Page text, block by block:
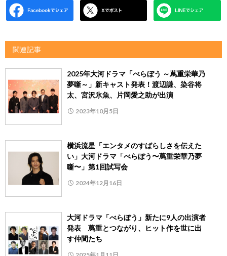
関連記事
2025年大河ドラマ「べらぼう ～蔦重栄華乃
夢噺～」新キャスト発表！渡辺謙、染谷将
太、宮沢氷魚、片岡愛之助が出演
2023年10月5日
横浜流星「エンタメのすばらしさを伝えた
い」大河ドラマ「べらぼう〜蔦重栄華乃夢
噺〜」第1回試写会
2024年12月16日
大河ドラマ「べらぼう」新たに9人の出演者
発表 蔦重とつながり、ヒット作を世に出
す仲間たち